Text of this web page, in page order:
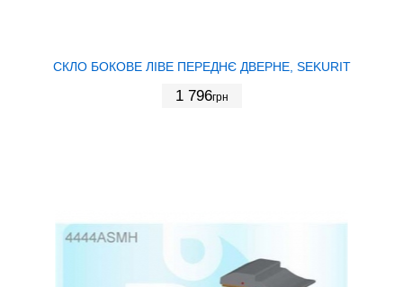
СКЛО БОКОВЕ ЛІВЕ ПЕРЕДНЄ ДВЕРНЕ, SEKURIT
1 796грн